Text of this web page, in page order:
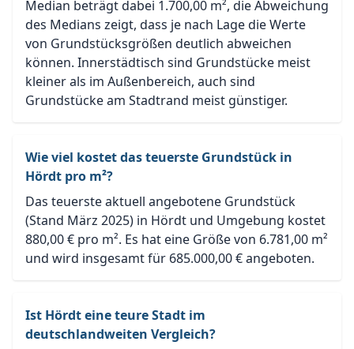
Median beträgt dabei 1.700,00 m², die Abweichung
des Medians zeigt, dass je nach Lage die Werte
von Grundstücksgrößen deutlich abweichen
können. Innerstädtisch sind Grundstücke meist
kleiner als im Außenbereich, auch sind
Grundstücke am Stadtrand meist günstiger.
Wie viel kostet das teuerste Grundstück in
Hördt pro m²?
Das teuerste aktuell angebotene Grundstück
(Stand März 2025) in Hördt und Umgebung kostet
880,00 € pro m². Es hat eine Größe von 6.781,00 m²
und wird insgesamt für 685.000,00 € angeboten.
Ist Hördt eine teure Stadt im
deutschlandweiten Vergleich?